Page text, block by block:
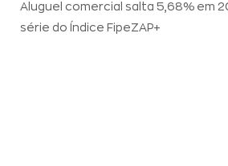
Aluguel comercial salta 5,68% em
série do Índice FipeZAP+